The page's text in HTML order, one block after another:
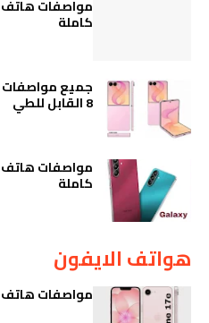
كاملة
8 القابل للطي
كاملة
هواتف الايفون
مواصفات هاتف iPhone 17e كاملا